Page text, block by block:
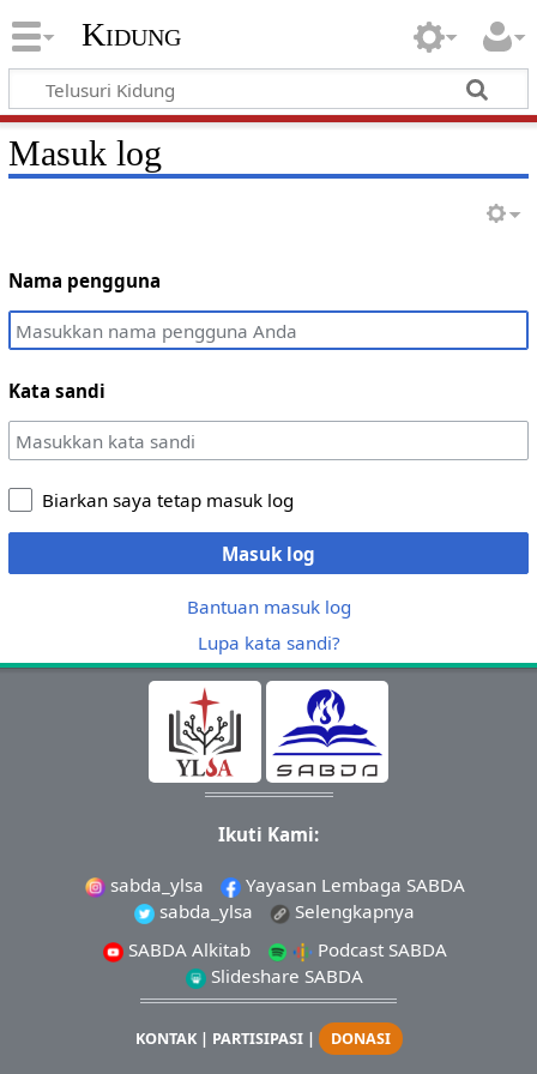
Kidung
Masuk log
Nama pengguna
Kata sandi
Biarkan saya tetap masuk log
Masuk log
Bantuan masuk log
Lupa kata sandi?
Ikuti Kami:
sabda_ylsa
Yayasan Lembaga SABDA
sabda_ylsa
Selengkapnya
SABDA Alkitab
Podcast SABDA
Slideshare SABDA
KONTAK| PARTISIPASI| DONASI